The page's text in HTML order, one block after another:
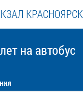
КРАСНОЯРСК
на автобус